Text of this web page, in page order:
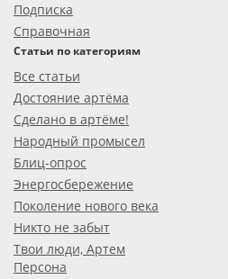
Подписка
Справочная
Статьи по категориям
Все статьи
Достояние артёма
Сделано в артёме!
Народный промысел
Блиц-опрос
Энергосбережение
Поколение нового века
Никто не забыт
Твои люди, Артем
Персона